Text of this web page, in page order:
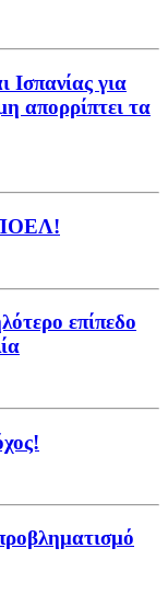
Ισπανίας για
απορρίπτει τα
επίπεδο